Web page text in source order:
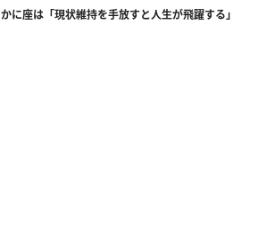
かに座は「現状維持を手放すと人生が飛躍する」